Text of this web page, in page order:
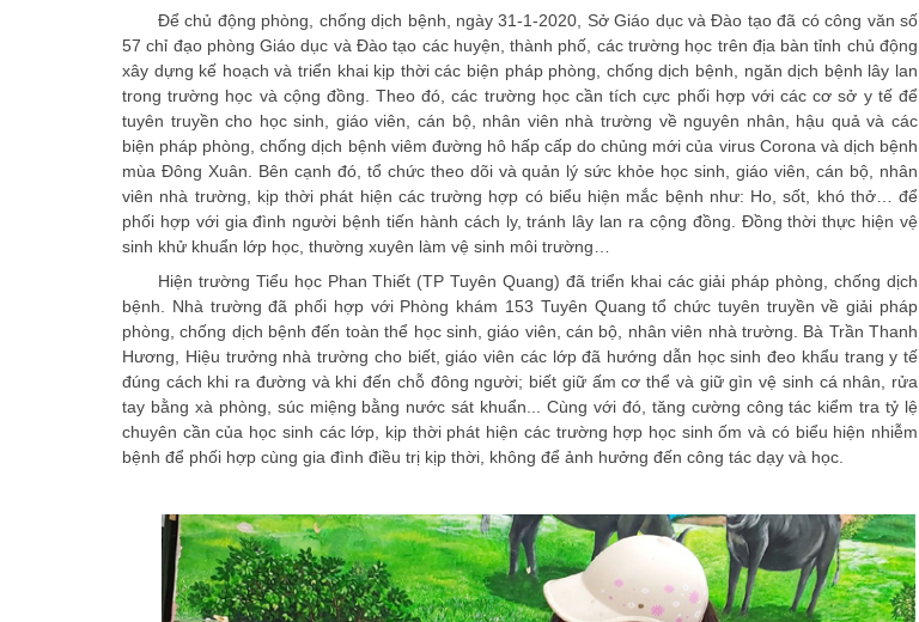
Để chủ động phòng, chống dịch bệnh, ngày 31-1-2020, Sở Giáo dục và Đào tạo đã có công văn số
57 chỉ đạo phòng Giáo dục và Đào tạo các huyện, thành phố, các trường học trên địa bàn tỉnh chủ động
xây dựng kế hoạch và triển khai kịp thời các biện pháp phòng, chống dịch bệnh, ngăn dịch bệnh lây lan
trong trường học và cộng đồng. Theo đó, các trường học cần tích cực phối hợp với các cơ sở y tế để
tuyên truyền cho học sinh, giáo viên, cán bộ, nhân viên nhà trường về nguyên nhân, hậu quả và các
biện pháp phòng, chống dịch bệnh viêm đường hô hấp cấp do chủng mới của virus Corona và dịch bệnh
mùa Đông Xuân. Bên cạnh đó, tổ chức theo dõi và quản lý sức khỏe học sinh, giáo viên, cán bộ, nhân
viên nhà trường, kịp thời phát hiện các trường hợp có biểu hiện mắc bệnh như: Ho, sốt, khó thở… để
phối hợp với gia đình người bệnh tiến hành cách ly, tránh lây lan ra cộng đồng. Đồng thời thực hiện vệ
sinh khử khuẩn lớp học, thường xuyên làm vệ sinh môi trường…
Hiện trường Tiểu học Phan Thiết (TP Tuyên Quang) đã triển khai các giải pháp phòng, chống dịch
bệnh. Nhà trường đã phối hợp với Phòng khám 153 Tuyên Quang tổ chức tuyên truyền về giải pháp
phòng, chống dịch bệnh đến toàn thể học sinh, giáo viên, cán bộ, nhân viên nhà trường. Bà Trần Thanh
Hương, Hiệu trưởng nhà trường cho biết, giáo viên các lớp đã hướng dẫn học sinh đeo khẩu trang y tế
đúng cách khi ra đường và khi đến chỗ đông người; biết giữ ấm cơ thể và giữ gìn vệ sinh cá nhân, rửa
tay bằng xà phòng, súc miệng bằng nước sát khuẩn... Cùng với đó, tăng cường công tác kiểm tra tỷ lệ
chuyên cần của học sinh các lớp, kịp thời phát hiện các trường hợp học sinh ốm và có biểu hiện nhiễm
bệnh để phối hợp cùng gia đình điều trị kịp thời, không để ảnh hưởng đến công tác dạy và học.